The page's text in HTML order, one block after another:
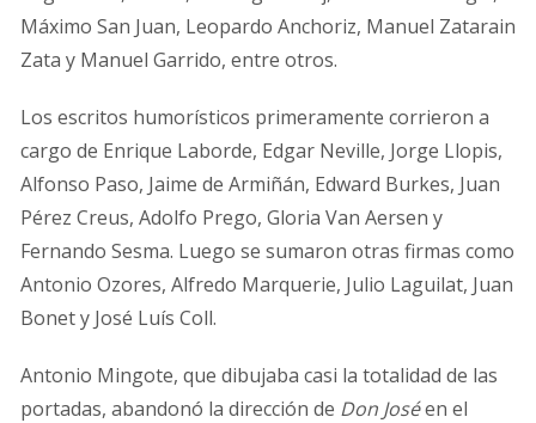
Máximo San Juan, Leopardo Anchoriz, Manuel Zatarain
Zata y Manuel Garrido, entre otros.
Los escritos humorísticos primeramente corrieron a
cargo de Enrique Laborde, Edgar Neville, Jorge Llopis,
Alfonso Paso, Jaime de Armiñán, Edward Burkes, Juan
Pérez Creus, Adolfo Prego, Gloria Van Aersen y
Fernando Sesma. Luego se sumaron otras firmas como
Antonio Ozores, Alfredo Marquerie, Julio Laguilat, Juan
Bonet y José Luís Coll.
Antonio Mingote, que dibujaba casi la totalidad de las
portadas, abandonó la dirección de Don Joséen el